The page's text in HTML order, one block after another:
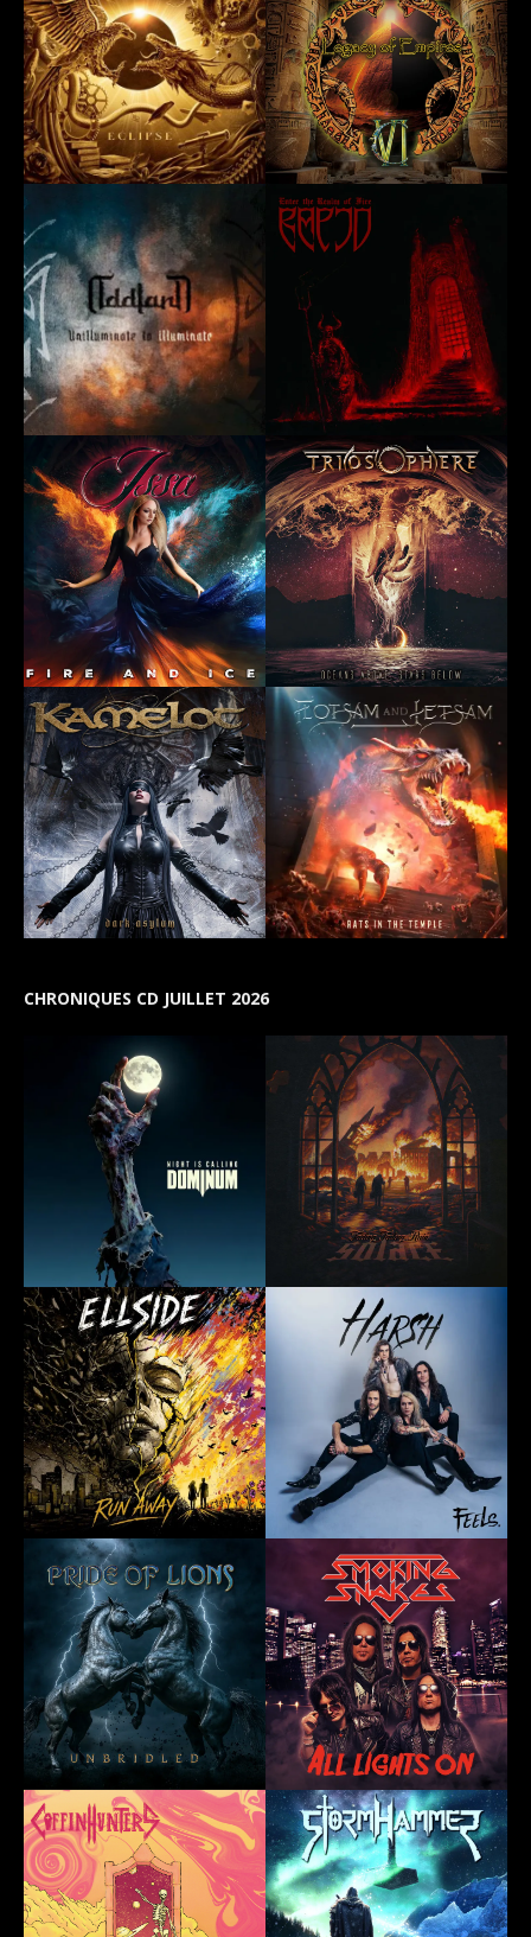
CHRONIQUES CD JUILLET 2026